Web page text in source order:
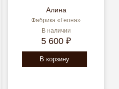
Алина
Фабрика «Геона»
В наличии
5 600 ₽
В корзину